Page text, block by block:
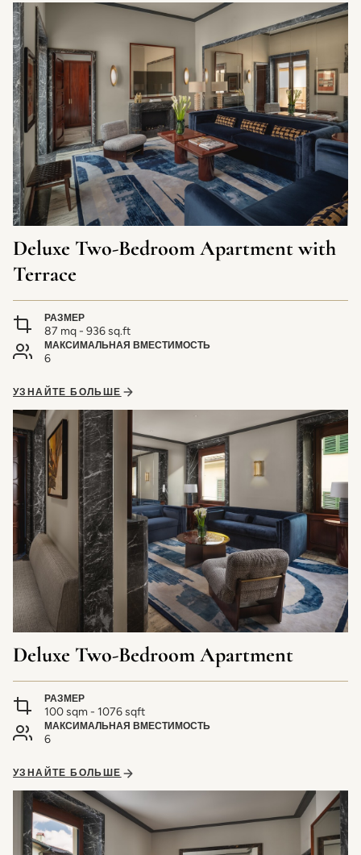
Deluxe Two-Bedroom Apartment with
Terrace
РАЗМЕР
87 mq - 936 sq.ft
МАКСИМАЛЬНАЯ ВМЕСТИМОСТЬ
6
УЗНАЙТЕ БОЛЬШЕ
Deluxe Two-Bedroom Apartment
РАЗМЕР
100 sqm - 1076 sqft
МАКСИМАЛЬНАЯ ВМЕСТИМОСТЬ
6
УЗНАЙТЕ БОЛЬШЕ